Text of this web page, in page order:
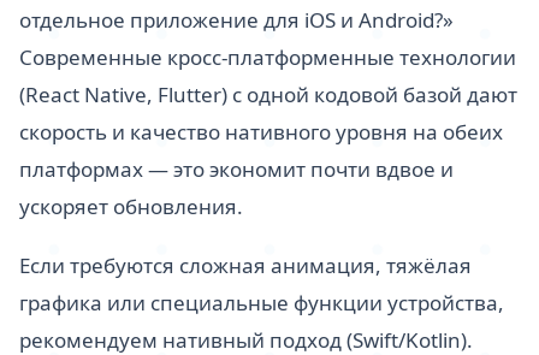
отдельное приложение для iOS и Android?»
Современные кросс-платформенные технологии
(React Native, Flutter) с одной кодовой базой дают
скорость и качество нативного уровня на обеих
платформах — это экономит почти вдвое и
ускоряет обновления.
Если требуются сложная анимация, тяжёлая
графика или специальные функции устройства,
рекомендуем нативный подход (Swift/Kotlin).